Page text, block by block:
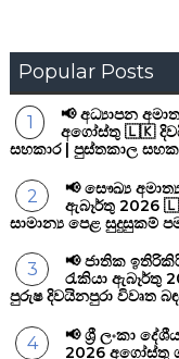
Popular Posts
📢 අධ්‍යාපන
අගෝස්තු 🇱🇰
සහකාර | පුස්තකාල
📢 සෞඛ්‍ය
ඇබෑර්තු 2026
සාමාන්‍ය පෙළ සුදුසුකම්
📢 ජාතික
රැකියා ඇබෑර්තු
පුරුෂ දිවයිනපුරා විවෘත
📢 ශ්‍රී ලංකා
2026 අගෝස්තු